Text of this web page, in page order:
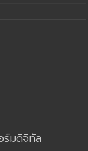
ร์มดิจิทัล